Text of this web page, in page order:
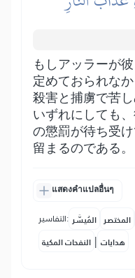
もしアッラーが
定めておられな
殺害と捕虜で苦
いずれにしても
の懲罰が待ち受
留まるのである。
แสดงคำแปลอื่นๆ
التفاسير: المُيسَّر المختصر
النفحات المكية | هدايات